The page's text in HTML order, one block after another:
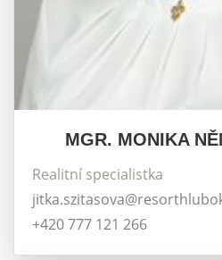
MGR. MONIKA
Realitní specialistka
+420 777 121 266